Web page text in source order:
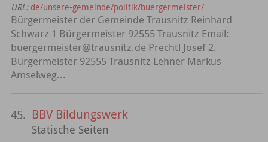
URL: de/unsere-gemeinde/politik/buergermeister/
Bürgermeister der Gemeinde Trausnitz Reinhard
Schwarz 1 Bürgermeister 92555 Trausnitz Email:
buergermeister@trausnitz.de Prechtl Josef 2.
Bürgermeister 92555 Trausnitz Lehner Markus
Amselweg...
45. BBV Bildungswerk
Statische Seiten